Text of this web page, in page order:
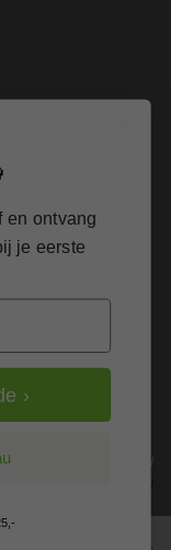
in je
EURO en excl. 21% BTW
en ontvang
je eerste
›